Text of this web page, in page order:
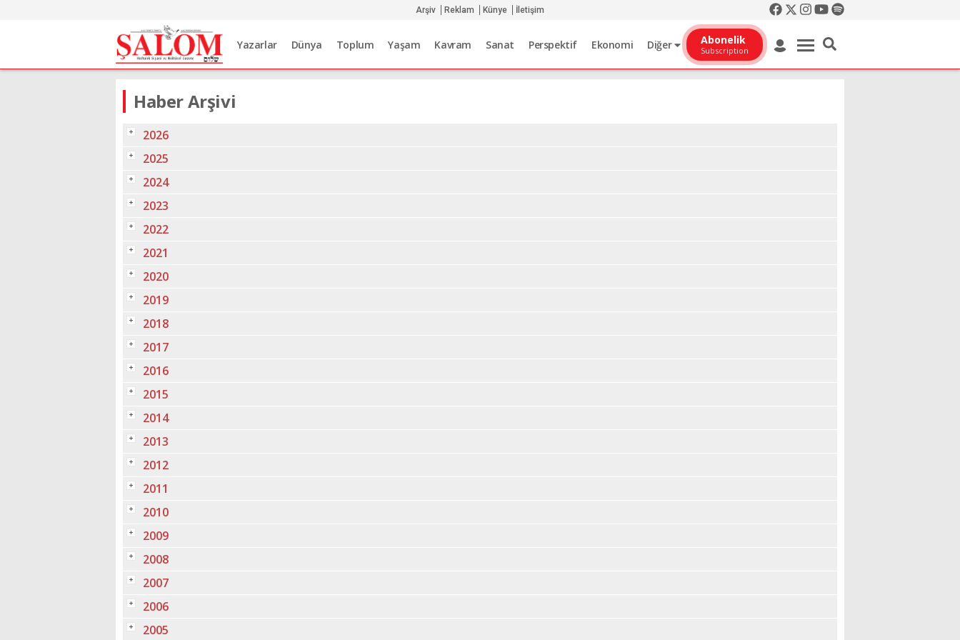
Arşiv Reklam Künye İletişim
Yazarlar Dünya Toplum Yaşam Kavram Sanat Perspektif Ekonomi Diğer Abonelik
Subscription
Haber Arşivi
2026
2025
2024
2023
2022
2021
2020
2019
2018
2017
2016
2015
2014
2013
2012
2011
2010
2009
2008
2007
2006
2005